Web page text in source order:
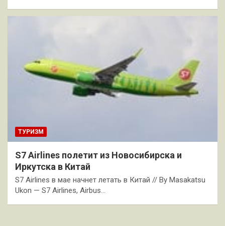
ТУРИЗМ
S7 Airlines полетит из Новосибирска и
Иркутска в Китай
S7 Airlines в мае начнет летать в Китай // By Masakatsu
Ukon — S7 Airlines, Airbus…